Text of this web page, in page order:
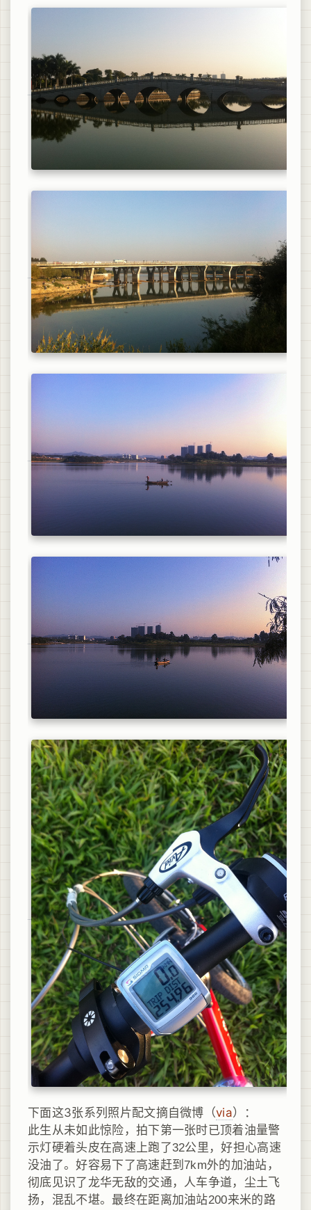
下面这3张系列照片配文摘自微博（via）：
此生从未如此惊险，拍下第一张时已顶着油量警
示灯硬着头皮在高速上跑了32公里，好担心高速
没油了。好容易下了高速赶到7km外的加油站，
彻底见识了龙华无敌的交通，人车争道，尘土飞
扬，混乱不堪。最终在距离加油站200来米的路